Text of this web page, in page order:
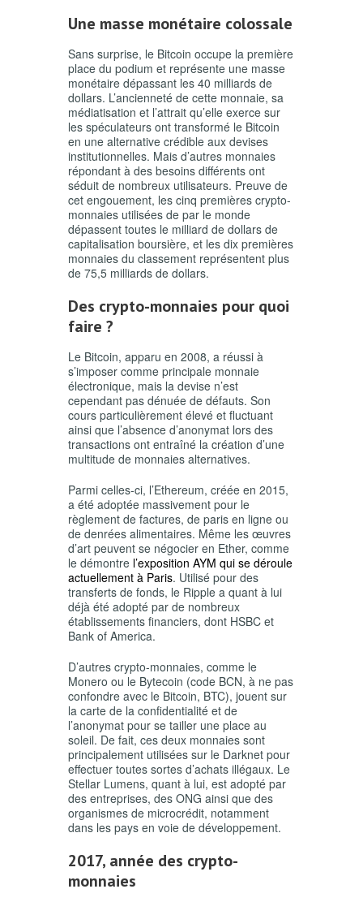
Une masse monétaire colossale
Sans surprise, le Bitcoin occupe la première
place du podium et représente une masse
monétaire dépassant les 40 milliards de
dollars. L’ancienneté de cette monnaie, sa
médiatisation et l’attrait qu’elle exerce sur
les spéculateurs ont transformé le Bitcoin
en une alternative crédible aux devises
institutionnelles. Mais d’autres monnaies
répondant à des besoins différents ont
séduit de nombreux utilisateurs. Preuve de
cet engouement, les cinq premières crypto-
monnaies utilisées de par le monde
dépassent toutes le milliard de dollars de
capitalisation boursière, et les dix premières
monnaies du classement représentent plus
de 75,5 milliards de dollars.
Des crypto-monnaies pour quoi
faire ?
Le Bitcoin, apparu en 2008, a réussi à
s’imposer comme principale monnaie
électronique, mais la devise n’est
cependant pas dénuée de défauts. Son
cours particulièrement élevé et fluctuant
ainsi que l’absence d’anonymat lors des
transactions ont entraîné la création d’une
multitude de monnaies alternatives.
Parmi celles-ci, l’Ethereum, créée en 2015,
a été adoptée massivement pour le
règlement de factures, de paris en ligne ou
de denrées alimentaires. Même les œuvres
d’art peuvent se négocier en Ether, comme
le démontre l’exposition AYM qui se déroule
actuellement à Paris. Utilisé pour des
transferts de fonds, le Ripple a quant à lui
déjà été adopté par de nombreux
établissements financiers, dont HSBC et
Bank of America.
D’autres crypto-monnaies, comme le
Monero ou le Bytecoin (code BCN, à ne pas
confondre avec le Bitcoin, BTC), jouent sur
la carte de la confidentialité et de
l’anonymat pour se tailler une place au
soleil. De fait, ces deux monnaies sont
principalement utilisées sur le Darknet pour
effectuer toutes sortes d’achats illégaux. Le
Stellar Lumens, quant à lui, est adopté par
des entreprises, des ONG ainsi que des
organismes de microcrédit, notamment
dans les pays en voie de développement.
2017, année des crypto-
monnaies